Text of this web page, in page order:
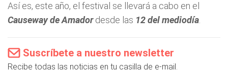
Así es, este año, el festival se llevará a cabo en el
Causeway de Amadordesde las 12 del mediodía
Suscríbete a nuestro newsletter
Recibe todas las noticias en tu casilla de e-mail.